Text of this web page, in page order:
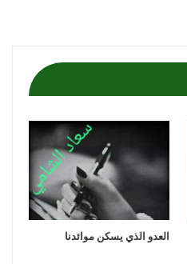
العدو الذي يسكن موائدنا